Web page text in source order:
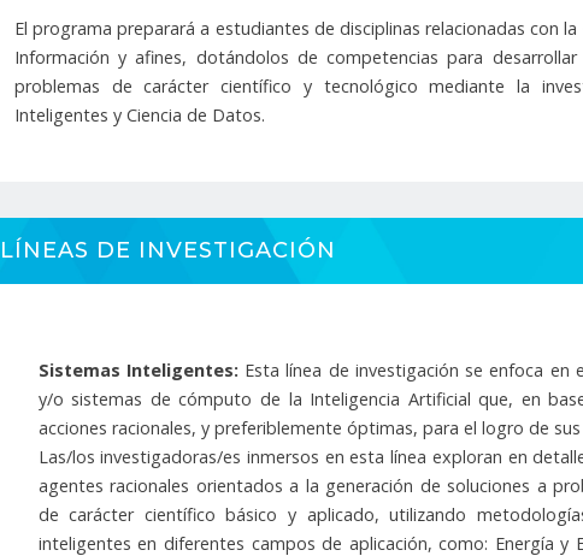
El programa preparará a estudiantes de disciplinas relacionadas con
Información y afines, dotándolos de competencias para
problemas de carácter científico y tecnológico mediante la
Inteligentes y Ciencia de Datos.
LÍNEAS DE INVESTIGACIÓN
Sistemas Inteligentes: Esta línea de investigación se enfoca en
y/o sistemas de cómputo de la Inteligencia Artificial que, en
acciones racionales, y preferiblemente óptimas, para el logro de
Las/los investigadoras/es inmersos en esta línea exploran en
agentes racionales orientados a la generación de soluciones a
de carácter científico básico y aplicado, utilizando
inteligentes en diferentes campos de aplicación, como: Energía y